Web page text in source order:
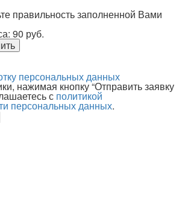
правильность заполненной Вами
90 руб.
персональных данных
нажимая кнопку “Отправить заявку
с политикой
персональных данных.